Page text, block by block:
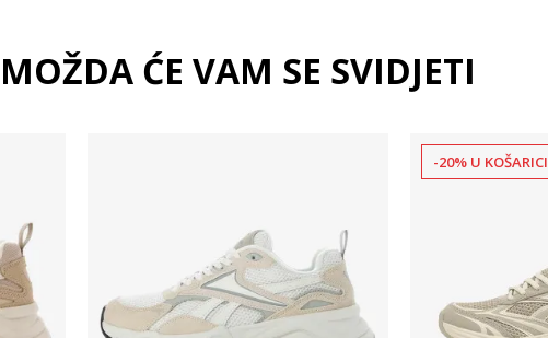
MOŽDA ĆE VAM SE SVIDJETI
-20% U KOŠARICI